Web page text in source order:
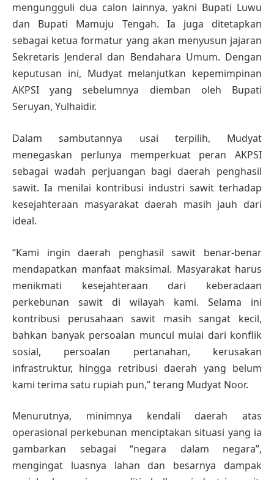
mengungguli dua calon lainnya, yakni Bupati Luwu
dan Bupati Mamuju Tengah. Ia juga ditetapkan
sebagai ketua formatur yang akan menyusun jajaran
Sekretaris Jenderal dan Bendahara Umum. Dengan
keputusan ini, Mudyat melanjutkan kepemimpinan
AKPSI yang sebelumnya diemban oleh Bupati
Seruyan, Yulhaidir.
Dalam sambutannya usai terpilih, Mudyat
menegaskan perlunya memperkuat peran AKPSI
sebagai wadah perjuangan bagi daerah penghasil
sawit. Ia menilai kontribusi industri sawit terhadap
kesejahteraan masyarakat daerah masih jauh dari
ideal.
“Kami ingin daerah penghasil sawit benar-benar
mendapatkan manfaat maksimal. Masyarakat harus
menikmati kesejahteraan dari keberadaan
perkebunan sawit di wilayah kami. Selama ini
kontribusi perusahaan sawit masih sangat kecil,
bahkan banyak persoalan muncul mulai dari konflik
sosial, persoalan pertanahan, kerusakan
infrastruktur, hingga retribusi daerah yang belum
kami terima satu rupiah pun,” terang Mudyat Noor.
Menurutnya, minimnya kendali daerah atas
operasional perkebunan menciptakan situasi yang ia
gambarkan sebagai “negara dalam negara”,
mengingat luasnya lahan dan besarnya dampak